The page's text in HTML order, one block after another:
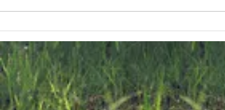
The FKNK
releases 700
Turtle Doves
into the Wild
on World
Migratory Bird
Day